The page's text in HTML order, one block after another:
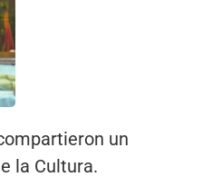
un
la Cultura.